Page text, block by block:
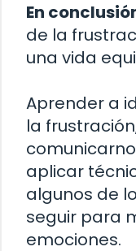
En
de la
una vida
Aprender a
la
aplicar
algunos de
seguir para
emociones.